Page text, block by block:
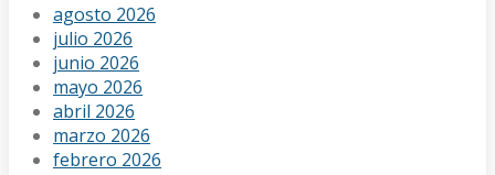
agosto 2026
julio 2026
junio 2026
mayo 2026
abril 2026
marzo 2026
febrero 2026